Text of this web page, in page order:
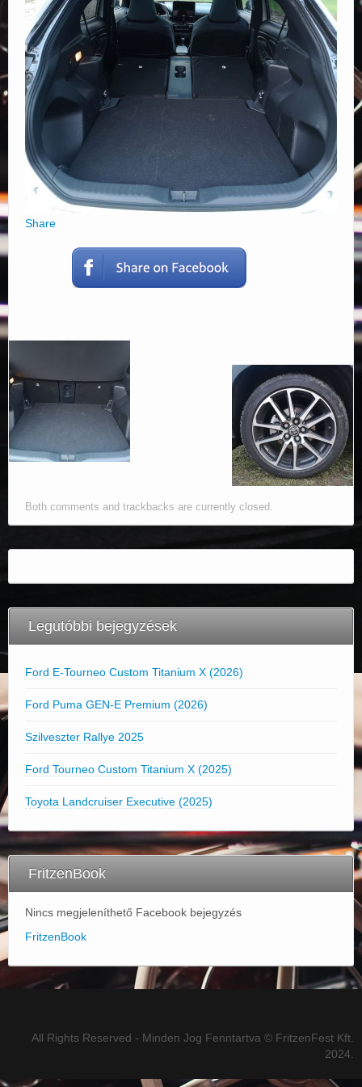
Elérhetőségek
Share
Both comments and trackbacks are currently closed.
Legutóbbi bejegyzések
Ford E-Tourneo Custom Titanium X (2026)
Ford Puma GEN-E Premium (2026)
Szilveszter Rallye 2025
Ford Tourneo Custom Titanium X (2025)
Toyota Landcruiser Executive (2025)
FritzenBook
Nincs megjeleníthető Facebook bejegyzés
FritzenBook
All Rights Reserved - Minden Jog Fenntartva © FritzenFest Kft.
2024.